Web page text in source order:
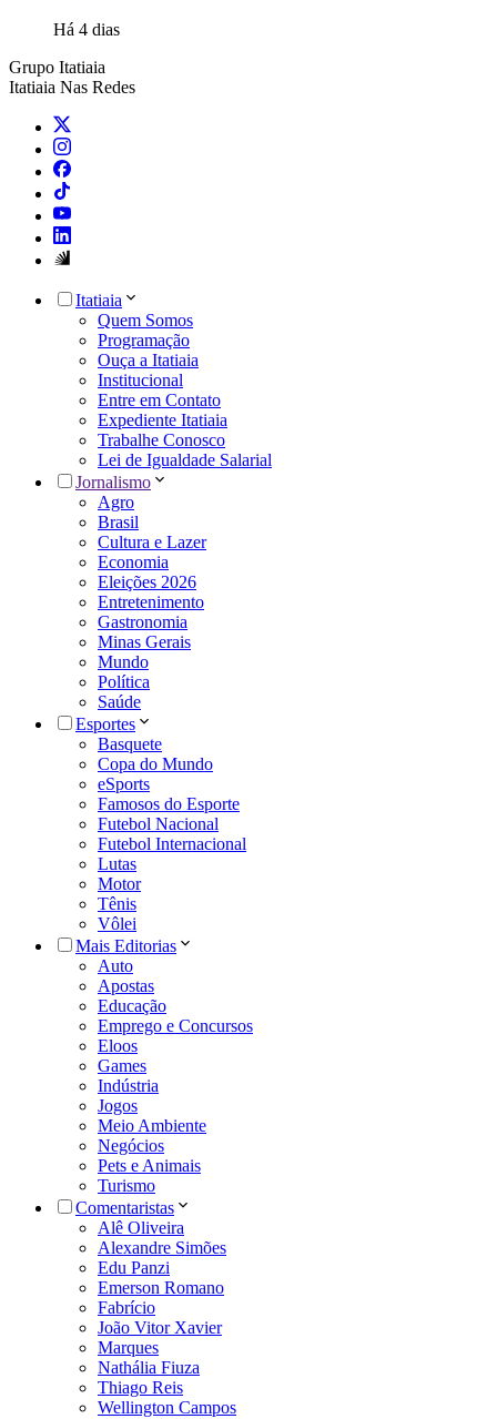
Há 4 dias
Grupo Itatiaia
Itatiaia Nas Redes
Itatiaia
Quem Somos
Programação
Ouça a Itatiaia
Institucional
Entre em Contato
Expediente Itatiaia
Trabalhe Conosco
Lei de Igualdade Salarial
Jornalismo
Agro
Brasil
Cultura e Lazer
Economia
Eleições 2026
Entretenimento
Gastronomia
Minas Gerais
Mundo
Política
Saúde
Esportes
Basquete
Copa do Mundo
eSports
Famosos do Esporte
Futebol Nacional
Futebol Internacional
Lutas
Motor
Tênis
Vôlei
Mais Editorias
Auto
Apostas
Educação
Emprego e Concursos
Eloos
Games
Indústria
Jogos
Meio Ambiente
Negócios
Pets e Animais
Turismo
Comentaristas
Alê Oliveira
Alexandre Simões
Edu Panzi
Emerson Romano
Fabrício
João Vitor Xavier
Marques
Nathália Fiuza
Thiago Reis
Wellington Campos